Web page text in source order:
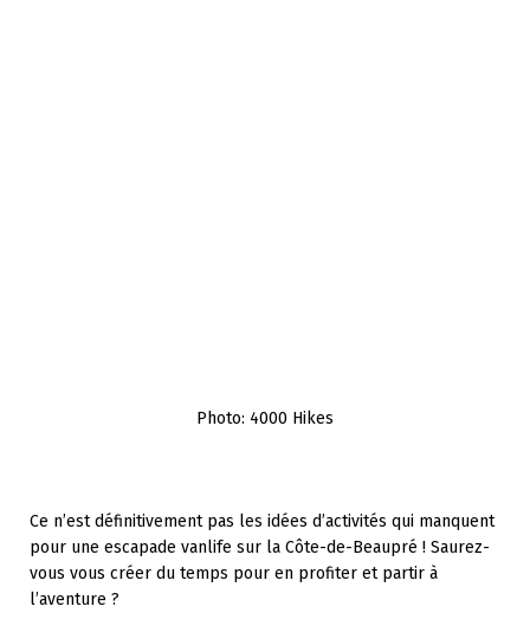
Photo: 4000 Hikes
Ce n’est définitivement pas les idées d’activités qui manquent
pour une escapade vanlife sur la Côte-de-Beaupré ! Saurez-
vous vous créer du temps pour en profiter et partir à
l’aventure ?